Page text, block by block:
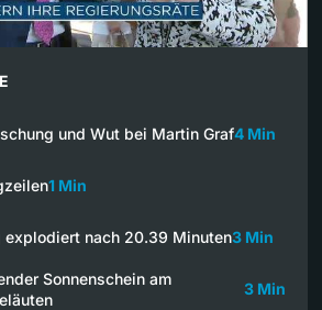
und Wut bei Martin Graf4 Min
1 Min
explodiert nach 20.39 Minuten3 Min
Sonnenschein am
3 Min